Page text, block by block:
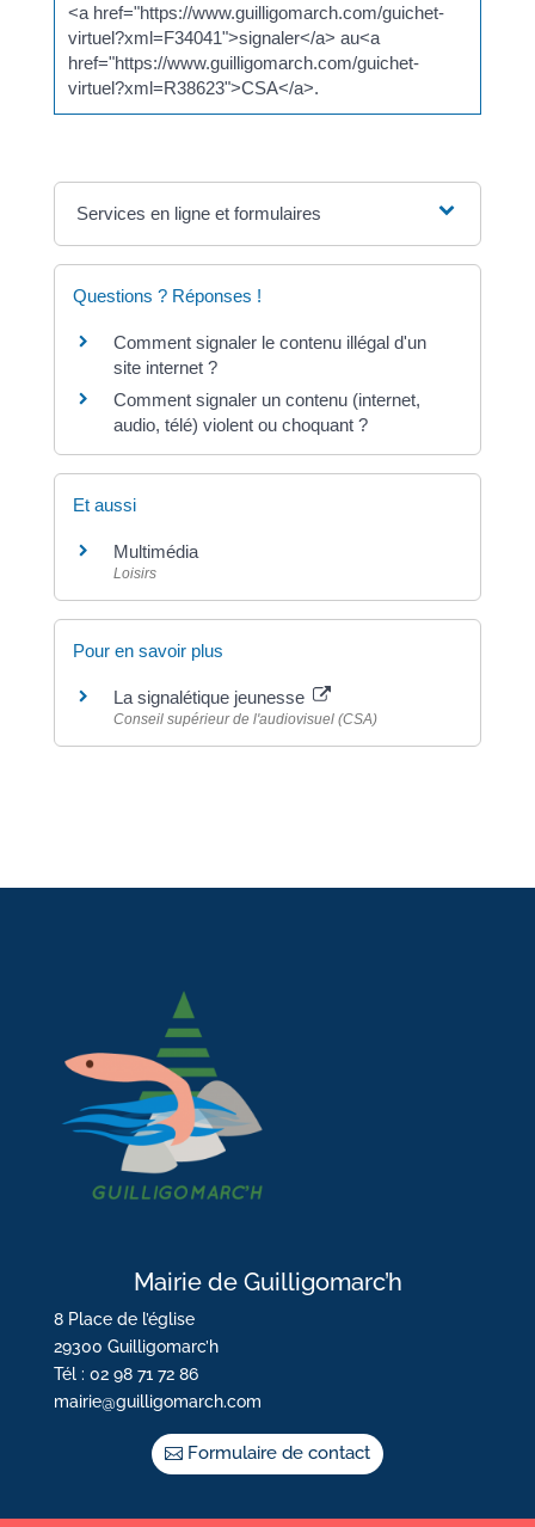
<a href="https://www.guilligomarch.com/guichet-
virtuel?xml=F34041">signaler</a> au<a
href="https://www.guilligomarch.com/guichet-
virtuel?xml=R38623">CSA</a>.
Services en ligne et formulaires
Questions ? Réponses !
Comment signaler le contenu illégal d'un
site internet ?
Comment signaler un contenu (internet,
audio, télé) violent ou choquant ?
Et aussi
Multimédia
Loisirs
Pour en savoir plus
La signalétique jeunesse
Conseil supérieur de l'audiovisuel (CSA)
Mairie de Guilligomarc’h
8 Place de l’église
29300 Guilligomarc’h
Tél : 02 98 71 72 86
mairie@guilligomarch.com
Formulaire de contact